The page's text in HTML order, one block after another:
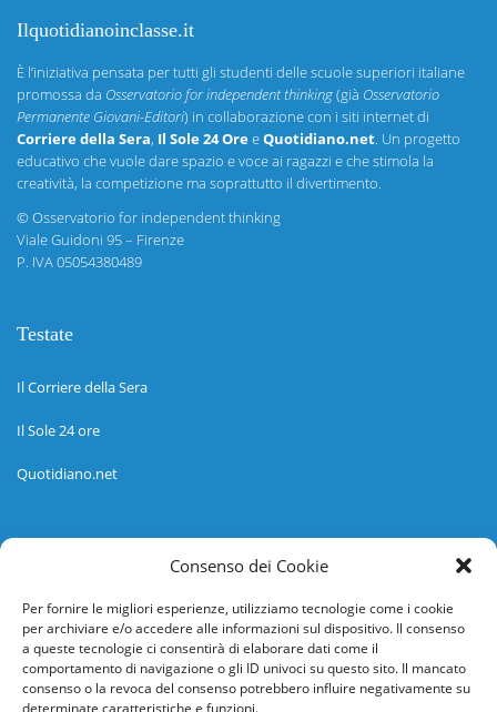
Consenso dei Cookie
Per fornire le migliori esperienze, utilizziamo tecnologie come i cookie
per archiviare e/o accedere alle informazioni sul dispositivo. Il consenso
a queste tecnologie ci consentirà di elaborare dati come il
comportamento di navigazione o gli ID univoci su questo sito. Il mancato
consenso o la revoca del consenso potrebbero influire negativamente su
determinate caratteristiche e funzioni.
Ilquotidianoinclasse.it
È l’iniziativa pensata per tutti gli studenti delle scuole superiori italiane
promossa da Osservatorio for independent thinking(già Osservatorio
Permanente Giovani-Editori) in collaborazione con i siti internet di
Corriere della Sera, Il Sole 24 OreeQuotidiano.net. Un progetto
educativo che vuole dare spazio e voce ai ragazzi e che stimola la
creatività, la competizione ma soprattutto il divertimento.
©Osservatorio for independent thinking
Viale Guidoni 95 – Firenze
P. IVA 05054380489
Testate
Il Corriere della Sera
Il Sole 24 ore
Quotidiano.net
Informazioni
Help desk
Guida rapida